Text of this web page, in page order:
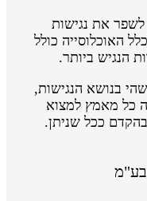
את נגישות
כולל
ביותר.
בנושא הנגישות,
מאמץ למצוא
ככל שניתן.